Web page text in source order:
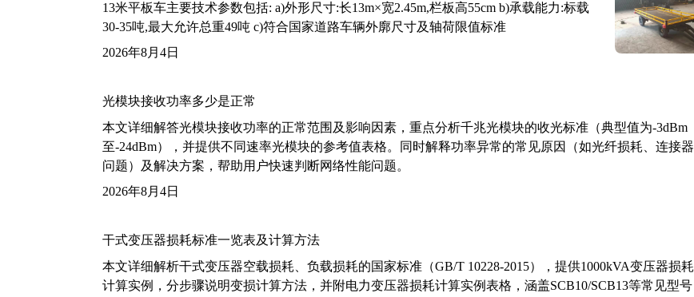
13米平板车主要技术参数包括: a)外形尺寸:长13m×宽2.45m,栏板高55cm b)承载能力:标载
30-35吨,最大允许总重49吨 c)符合国家道路车辆外廓尺寸及轴荷限值标准
2026年8月4日
光模块接收功率多少是正常
本文详细解答光模块接收功率的正常范围及影响因素，重点分析千兆光模块的收光标准（典型值为-3dBm
至-24dBm），并提供不同速率光模块的参考值表格。同时解释功率异常的常见原因（如光纤损耗、连接器
问题）及解决方案，帮助用户快速判断网络性能问题。
2026年8月4日
干式变压器损耗标准一览表及计算方法
本文详细解析干式变压器空载损耗、负载损耗的国家标准（GB/T 10228-2015），提供1000kVA变压器损耗
计算实例，分步骤说明变损计算方法，并附电力变压器损耗计算实例表格，涵盖SCB10/SCB13等常见型号